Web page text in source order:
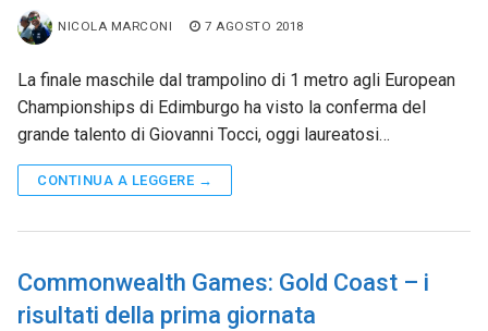
NICOLA MARCONI 7 AGOSTO 2018
La finale maschile dal trampolino di 1 metro agli European
Championships di Edimburgo ha visto la conferma del
grande talento di Giovanni Tocci, oggi laureatosi…
CONTINUA A LEGGERE →
Commonwealth Games: Gold Coast – i
risultati della prima giornata